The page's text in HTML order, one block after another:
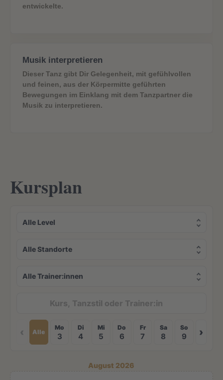
entwickelte.
Musik interpretieren
Dieser Tanz gibt Dir Gelegenheit, mit gefühlvollen
und feinen, aus der Körpermitte geführten
Bewegungen im Einklang mit dem Tanzpartner die
Musik zu interpretieren.
Kursplan
‹ Alle
Mo
3
Di
4
Mi
5
Do
6
Fr
7
Sa
8
So
9 ›
August 2026